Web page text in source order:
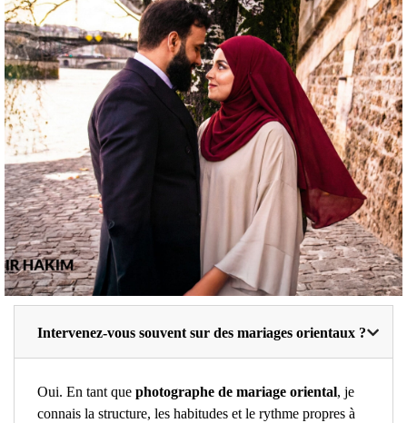
Intervenez-vous souvent sur des mariages orientaux ?
Oui. En tant que photographe de mariage oriental, je
connais la structure, les habitudes et le rythme propres à